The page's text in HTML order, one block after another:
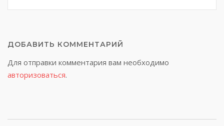
ДОБАВИТЬ КОММЕНТАРИЙ
Для отправки комментария вам необходимо
авторизоваться.